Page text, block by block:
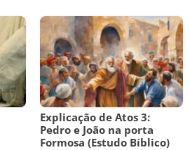
Explicação de Atos 3:
Pedro e João na porta
Formosa (Estudo Bíblico)